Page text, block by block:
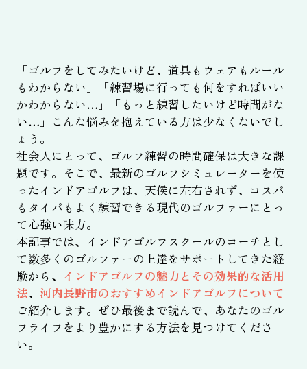
「ゴルフをしてみたいけど、道具もウェアもルール
もわからない」「練習場に行っても何をすればいい
かわからない…」「もっと練習したいけど時間がな
い…」こんな悩みを抱えている方は少なくないでし
ょう。
社会人にとって、ゴルフ練習の時間確保は大きな課
題です。そこで、最新のゴルフシミュレーターを使
ったインドアゴルフは、天候に左右されず、コスパ
もタイパもよく練習できる現代のゴルファーにとっ
て心強い味方。
本記事では、インドアゴルフスクールのコーチとし
て数多くのゴルファーの上達をサポートしてきた経
験から、 インドアゴルフの魅力とその効果的な活用
法、 河内長野市のおすすめインドアゴルフについて
ご紹介します。ぜひ最後まで読んで、あなたのゴル
フライフをより豊かにする方法を見つけてくださ
い。